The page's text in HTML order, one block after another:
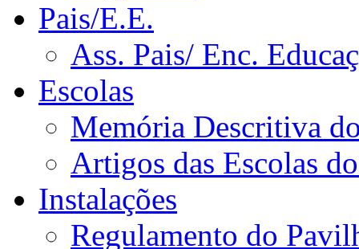
Pais/E.E.
Ass. Pais/ Enc.
Escolas
Memória Descritiva
Artigos das Escolas
Instalações
Regulamento do